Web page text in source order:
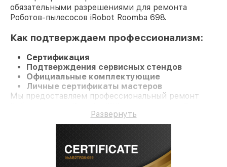
обязательными разрешениями для ремонта
Роботов-пылесосов iRobot Roomba 698.
Как подтверждаем профессионализм:
Сертификация
Подтверждения сервисных стендов
Официальные комплектующие
Личные сертификаты мастеров
Мы предоставляем профессиональный ремонт
Развернуть